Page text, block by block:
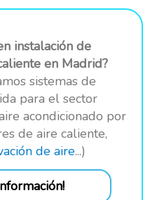
instalación de
en Madrid?
sistemas de
para el sector
acondicionado por
de aire caliente,
de aire...)